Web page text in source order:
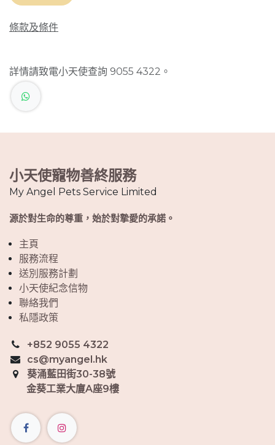
條款及條件
詳情請致電小天使查詢 9055 4322。
小天使寵物善終服務
My Angel Pets Service Limited
源於對生命的尊重，始於對摯愛的承諾。
主頁
服務流程
送別服務計劃
小天使紀念信物
聯絡我們
私隱政策
+852 9055 4322
cs@myangel.hk
葵涌藍田街30-38號
金葵工業大廈A座9樓